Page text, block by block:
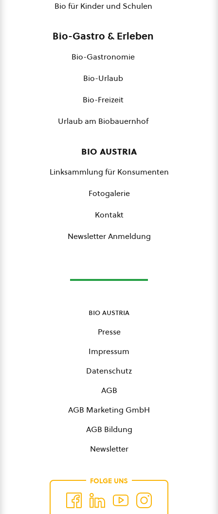
Bio für Kinder und Schulen
Bio-Gastro & Erleben
Bio-Gastronomie
Bio-Urlaub
Bio-Freizeit
Urlaub am Biobauernhof
bio austria
Linksammlung für Konsumenten
Fotogalerie
Kontakt
Newsletter Anmeldung
bio austria
Presse
Impressum
Datenschutz
AGB
AGB Marketing GmbH
AGB Bildung
Newsletter
FOLGE UNS